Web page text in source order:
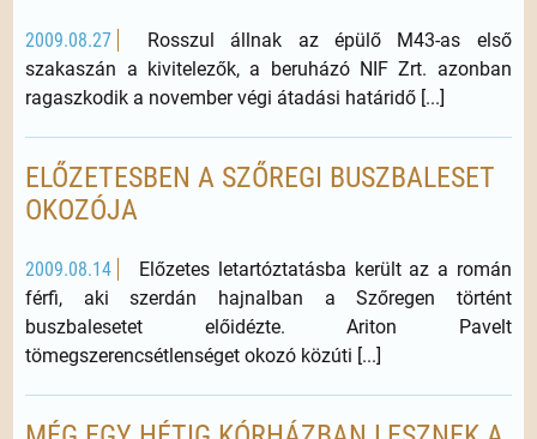
2009.08.27
Rosszul állnak az épülő M43-as első
szakaszán a kivitelezők, a beruházó NIF Zrt. azonban
ragaszkodik a november végi átadási határidő [...]
ELŐZETESBEN A SZŐREGI BUSZBALESET
OKOZÓJA
2009.08.14
Előzetes letartóztatásba került az a román
férfi, aki szerdán hajnalban a Szőregen történt
buszbalesetet előidézte. Ariton Pavelt
tömegszerencsétlenséget okozó közúti [...]